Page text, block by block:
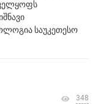
საუკეთესო
348